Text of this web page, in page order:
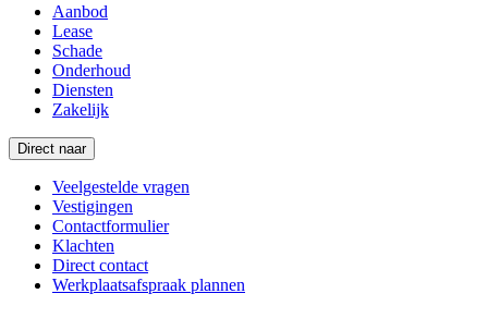
Aanbod
Lease
Schade
Onderhoud
Diensten
Zakelijk
Direct naar
Veelgestelde vragen
Vestigingen
Contactformulier
Klachten
Direct contact
Werkplaatsafspraak plannen